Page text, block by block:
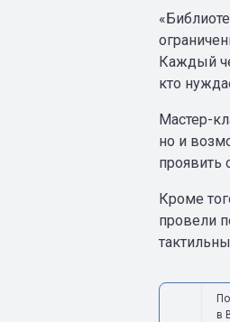
Каждый
кто
Мастер-
но и
проявить
Кроме
провели
в